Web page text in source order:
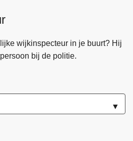
wijkinspecteur in je buurt? Hij
bij de politie.
▼